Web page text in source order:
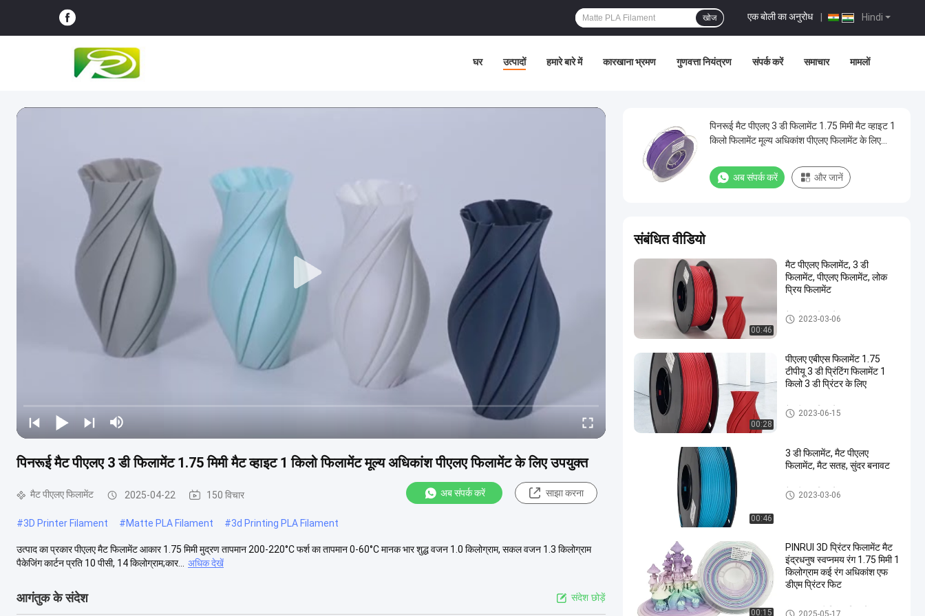
Hindi
एक बोली का अनुरोध
खोज
घर उत्पादों हमारे बारे में कारखाना भ्रमण गुणवत्ता नियंत्रण संपर्क करें समाचार मामलों
पिनरूई मैट पीएलए 3 डी फिलामेंट 1.75 मिमी मैट व्हाइट 1 किलो फिलामेंट मूल्य अधिकांश पीएलए फिलामेंट के लिए उपयुक्त
मैट पीएलए फिलामेंट 2025-04-22 150 विचार अब संपर्क करें साझा करना
#3D Printer Filament #Matte PLA Filament #3d Printing PLA Filament
उत्पाद का प्रकार पीएलए मैट फिलामेंट आकार 1.75 मिमी मुद्रण तापमान 200-220°C फर्श का तापमान 0-60°C मानक भार शुद्ध वजन 1.0 किलोग्राम, सकल वजन 1.3 किलोग्राम
पैकेजिंग कार्टन प्रति 10 पीसी, 14 किलोग्राम;कार...
अधिक देखें
आगंतुक के संदेश संदेश छोड़ें
पिनरूई मैट पीएलए 3 डी फिलामेंट 1.75 मिमी मैट व्हाइट 1
किलो फिलामेंट मूल्य अधिकांश पीएलए फिलामेंट के लिए
अब संपर्क करें और जानें
संबंधित वीडियो
00:46
मैट पीएलए फिलामेंट, 3 डी
फिलामेंट, पीएलए फिलामेंट, लोक
प्रिय फिलामेंट
मैट पीएलए फिलामेंट
2023-03-06
00:28
पीएलए एबीएस फिलामेंट 1.75
टीपीयू 3 डी प्रिंटिंग फिलामेंट 1
किलो 3 डी प्रिंटर के लिए
मैट पीएलए फिलामेंट
2023-06-15
00:46
3 डी फिलामेंट, मैट पीएलए
फिलामेंट, मैट सतह, सुंदर बनावट
मैट पीएलए फिलामेंट
2023-03-06
00:15
PINRUI 3D प्रिंटर फिलामेंट मैट
इंद्रधनुष स्वप्नमय रंग 1.75 मिमी 1
किलोग्राम कई रंग अधिकांश एफ
डीएम प्रिंटर फिट
इंद्रधनुष 3 डी प्रिंटर फिलामेंट
2025-05-17